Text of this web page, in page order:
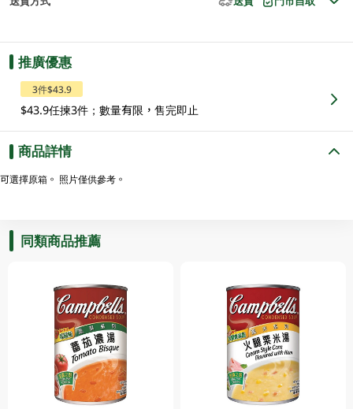
推廣優惠
3件$43.9
$43.9任揀3件；數量有限，售完即止
商品詳情
可選擇原箱。 照片僅供參考。
同類商品推薦